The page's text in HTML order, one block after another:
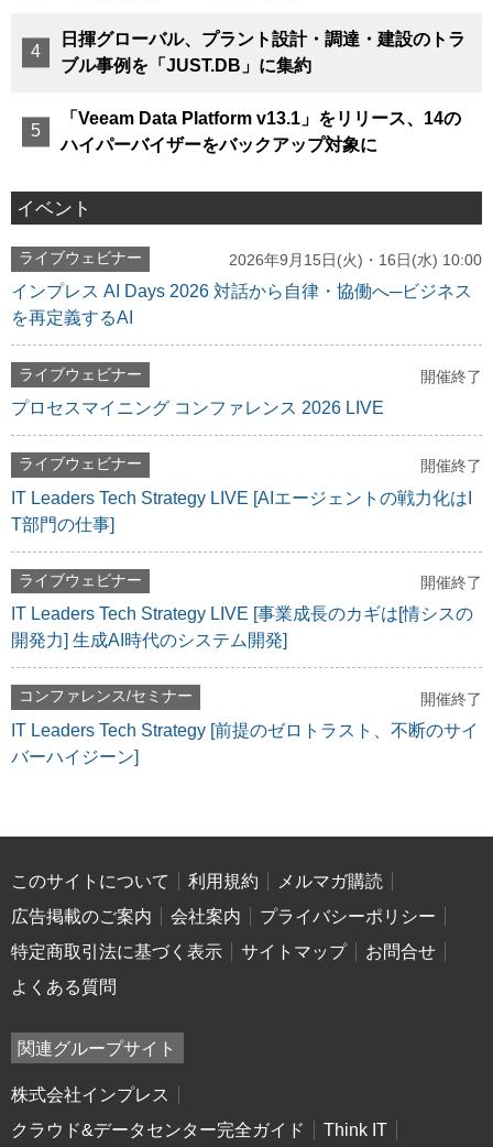
日揮グローバル、プラント設計・調達・建設のトラ
ブル事例を「JUST.DB」に集約
「Veeam Data Platform v13.1」をリリース、14の
ハイパーバイザーをバックアップ対象に
イベント
ライブウェビナー 2026年9月15日(火)・16日(水) 10:00
インプレス AI Days 2026 対話から自律・協働へ─ビジネス
を再定義するAI
ライブウェビナー 開催終了
プロセスマイニング コンファレンス 2026 LIVE
ライブウェビナー 開催終了
IT Leaders Tech Strategy LIVE [AIエージェントの戦力化はI
T部門の仕事]
ライブウェビナー 開催終了
IT Leaders Tech Strategy LIVE [事業成長のカギは[情シスの
開発力] 生成AI時代のシステム開発]
コンファレンス/セミナー 開催終了
IT Leaders Tech Strategy [前提のゼロトラスト、不断のサイ
バーハイジーン]
このサイトについて 利用規約
メルマガ購読
広告掲載のご案内
会社案内
プライバシーポリシー
特定商取引法に基づく表示
サイトマップ
お問合せ
よくある質問
関連グループサイト
株式会社インプレス
クラウド&データセンター完全ガイド
Think IT